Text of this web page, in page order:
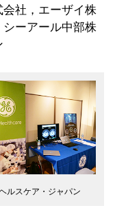
社，エーザイ株
ーアール中部株
ルスケア・ジャパン